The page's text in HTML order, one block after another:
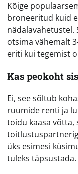
Kõige
broneeritud kuid
nädalavahetustel.
otsima vähemalt
eriti kui tegemist
Kas peokoht
Ei, see sõltub
ruumide renti ja
toidu kaasa võtta,
üks esimesi
tuleks täpsustada.